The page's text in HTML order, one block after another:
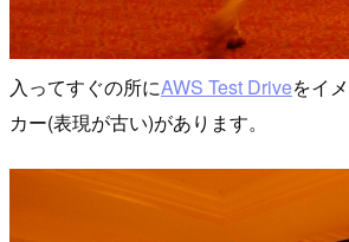
入ってすぐの所にAWS Test Driveをイ
カー(表現が古い)があります。